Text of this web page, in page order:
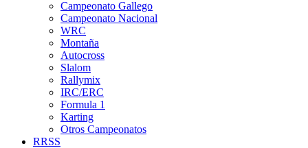
Campeonato Gallego
Campeonato Nacional
WRC
Montaña
Autocross
Slalom
Rallymix
IRC/ERC
Formula 1
Karting
Otros Campeonatos
RRSS